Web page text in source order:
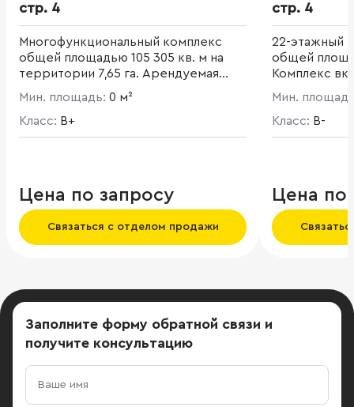
стр. 4
Многофункциональный комплекс
общей площадью 105 305 кв. м на
территории 7,65 га. Арендуемая
площадь - 77 800 кв. м. Деловой
квартал в стиле loft - максимум
простора и света, соседство старых
и новых материалов. Корпус "Кноп"
Мин. площадь: 0 м²
Класс: B+
Цена по запросу
Связаться с отделом продажи
стр. 4
22-этажный
общей
Комплекс
галерею,
террасами,
а также
Развита
Мин.
Класс: B-
Цена по
Заполните форму обратной связи и
получите консультацию